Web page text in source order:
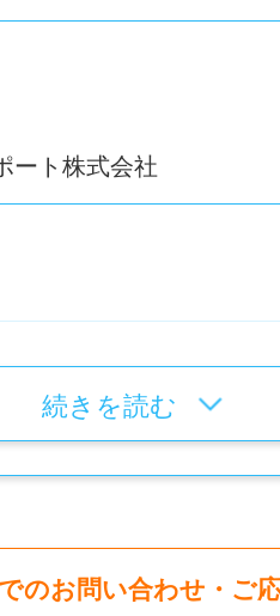
理由】
研修あり
ンツーマン指導
や工程から学習
未経験からスタート
の先輩たちも多数活躍
同日の筆記試験」のみ
ート株式会社
続きを読む
のお問い合わせ・ご